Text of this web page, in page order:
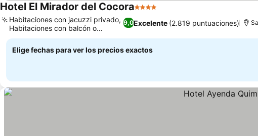
Hotel El Mirador del Cocora4 Estrellas
9,0Excelente (2.819 puntuaciones)
Habitaciones con jacuzzi privado,
Habitaciones con balcón o
hamaca
Elige fechas para ver los precios exactos